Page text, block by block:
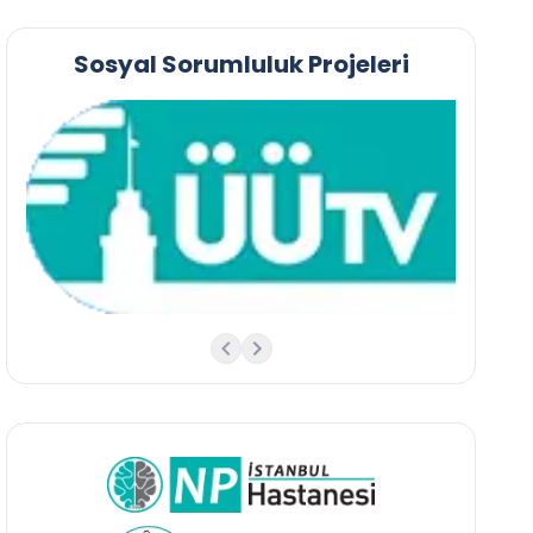
Sosyal Sorumluluk Projeleri